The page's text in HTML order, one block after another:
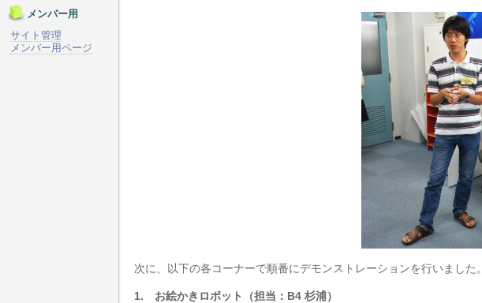
次に、以下の各コーナーで順番にデモンストレーションを行いました。
1. お絵かきロボット（担当：B4 杉浦）
メンバー用
サイト管理
メンバー用ページ